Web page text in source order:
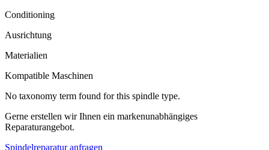
Conditioning
Ausrichtung
Materialien
Kompatible Maschinen
No taxonomy term found for this spindle type.
Gerne erstellen wir Ihnen ein markenunabhängiges
Reparaturangebot.
Spindelreparatur anfragen